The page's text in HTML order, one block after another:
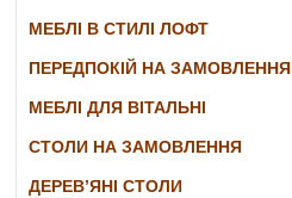
МЕБЛІ В СТИЛІ ЛОФТ
ПЕРЕДПОКІЙ НА ЗАМОВЛЕННЯ
МЕБЛІ ДЛЯ ВІТАЛЬНІ
СТОЛИ НА ЗАМОВЛЕННЯ
ДЕРЕВ’ЯНІ СТОЛИ